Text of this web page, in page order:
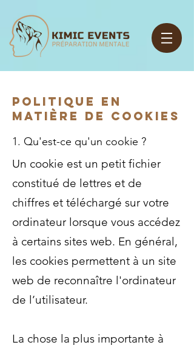
Politique en
matière de cookies
1. Qu'est-ce qu'un cookie ?
Un cookie est un petit fichier
constitué de lettres et de
chiffres et téléchargé sur votre
ordinateur lorsque vous accédez
à certains sites web. En général,
les cookies permettent à un site
web de reconnaître l'ordinateur
de l’utilisateur.
La chose la plus importante à